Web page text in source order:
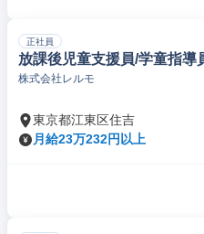
正社員
放課後児童支援員/学童指導
株式会社レルモ
東京都江東区住吉
月給23万232円以上